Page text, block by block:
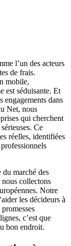
l’un des acteurs
de frais.
mobile,
est séduisante. Et
engagements dans
Net, nous
qui cherchent
Ce
réelles, identifiées
marché des
collectons
Notre
les décideurs à
c’est que
bon endroit.